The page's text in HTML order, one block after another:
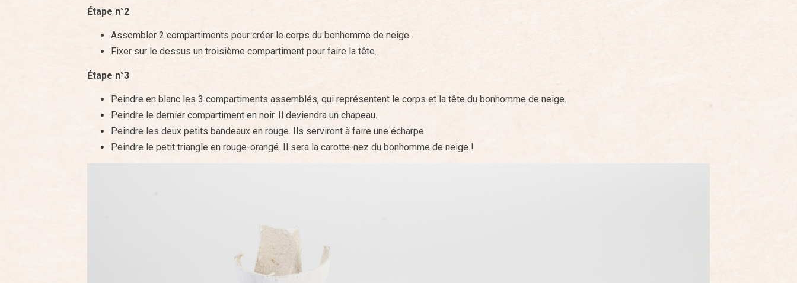
Étape n°2
Assembler 2 compartiments pour créer le corps du bonhomme de neige.
Fixer sur le dessus un troisième compartiment pour faire la tête.
Étape n°3
Peindre en blanc les 3 compartiments assemblés, qui représentent le corps et la tête du bonhomme de neige.
Peindre le dernier compartiment en noir. Il deviendra un chapeau.
Peindre les deux petits bandeaux en rouge. Ils serviront à faire une écharpe.
Peindre le petit triangle en rouge-orangé. Il sera la carotte-nez du bonhomme de neige !